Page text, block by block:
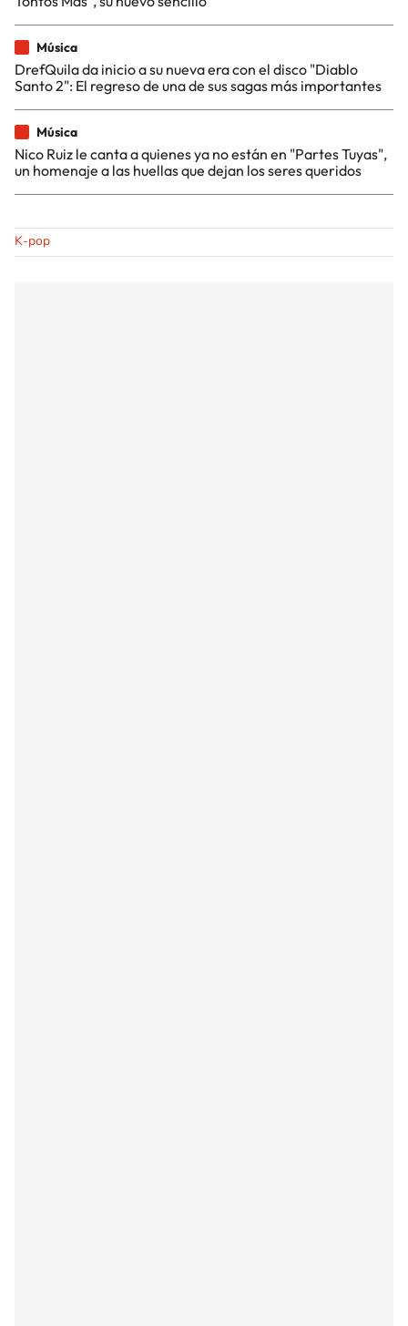
Música
DrefQuila da inicio a su nueva era con el disco "Diablo
Santo 2": El regreso de una de sus sagas más importantes
Música
Nico Ruiz le canta a quienes ya no están en "Partes Tuyas",
un homenaje a las huellas que dejan los seres queridos
K-pop